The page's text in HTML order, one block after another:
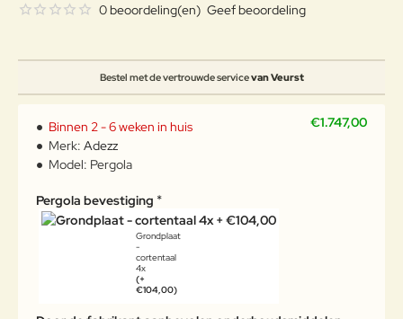
Bestel met de vertrouwde servicevan Veurst
0 beoordeling(en) Geef beoordeling
€1.747,00
Binnen 2 - 6 weken in huis
Merk: Adezz
Model: Pergola
Pergola bevestiging
Grondplaat
-
cortentaal
4x
(+
€104,00)